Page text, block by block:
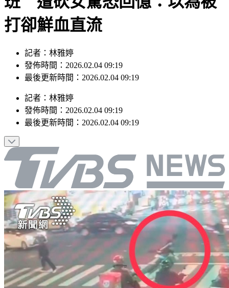
班 遭砍女驚恐回憶：以為被
打卻鮮血直流
記者：林雅婷
發佈時間：2026.02.04 09:19
記者：林雅婷
發佈時間：2026.02.04 09:19